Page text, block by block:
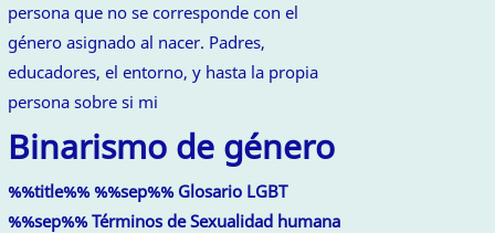
persona que no se corresponde con el
género asignado al nacer. Padres,
educadores, el entorno, y hasta la propia
persona sobre si mi
Binarismo de género
%%title%% %%sep%% Glosario LGBT
%%sep%% Términos de Sexualidad humana